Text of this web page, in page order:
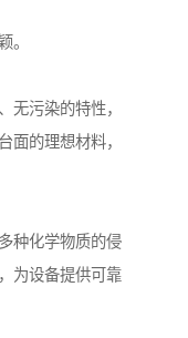
。
无污染的特性，
面的理想材料，
种化学物质的侵
为设备提供可靠